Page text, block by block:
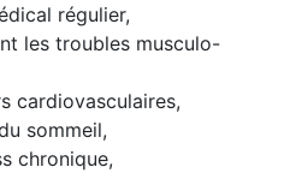
régulier,
les troubles musculo-
cardiovasculaires,
sommeil,
chronique,